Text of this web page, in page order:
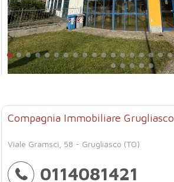
Compagnia Immobiliare Grugliasco
Viale Gramsci, 58 - Grugliasco (TO)
0114081421